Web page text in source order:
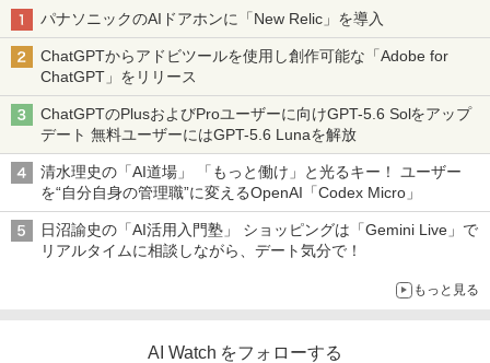
パナソニックのAIドアホンに「New Relic」を導入
ChatGPTからアドビツールを使用し創作可能な「Adobe for
ChatGPT」をリリース
ChatGPTのPlusおよびProユーザーに向けGPT-5.6 Solをアップ
デート 無料ユーザーにはGPT-5.6 Lunaを解放
清水理史の「AI道場」 「もっと働け」と光るキー！ ユーザー
を“自分自身の管理職”に変えるOpenAI「Codex Micro」
日沼諭史の「AI活用入門塾」 ショッピングは「Gemini Live」で
リアルタイムに相談しながら、デート気分で！
もっと見る
AI Watch をフォローする